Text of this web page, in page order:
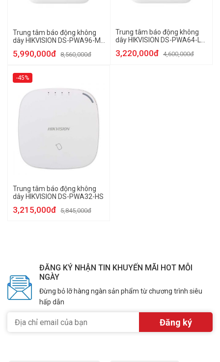
Trung tâm báo động không
dây HIKVISION DS-PWA96-M-
5,990,000đ 8,560,000đ
Trung tâm báo động không
dây HIKVISION DS-PWA64-L-
3,220,000đ 4,600,000đ
-45%
Trung tâm báo động không
dây HIKVISION DS-PWA32-HS
3,215,000đ 5,845,000đ
ĐĂNG KÝ NHẬN TIN KHUYẾN MÃI HOT MỖI
NGÀY
Đừng bỏ lỡ hàng ngàn sản phẩm từ chương trình siêu
hấp dẫn